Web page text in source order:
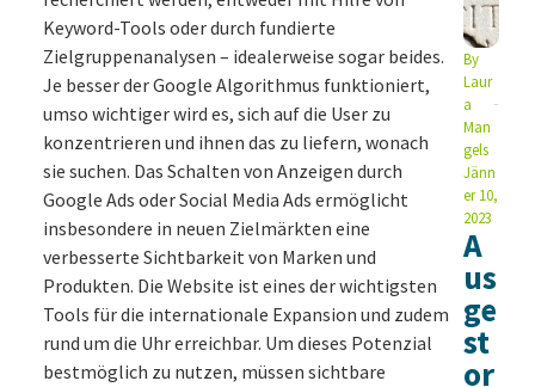
Keyword-Tools oder durch fundierte
Zielgruppenanalysen – idealerweise sogar beides.
Je besser der Google Algorithmus funktioniert,
umso wichtiger wird es, sich auf die User zu
konzentrieren und ihnen das zu liefern, wonach
sie suchen. Das Schalten von Anzeigen durch
Google Ads oder Social Media Ads ermöglicht
insbesondere in neuen Zielmärkten eine
verbesserte Sichtbarkeit von Marken und
Produkten. Die Website ist eines der wichtigsten
Tools für die internationale Expansion und zudem
rund um die Uhr erreichbar. Um dieses Potenzial
bestmöglich zu nutzen, müssen sichtbare
By
Laur
a
Man
gels
Jänn
er 10,
2023
A
us
ge
st
or